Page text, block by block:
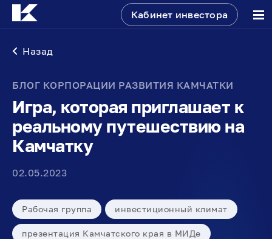
Кабинет инвестора
Назад
БЛОГ КОРПОРАЦИИ РАЗВИТИЯ КАМЧАТКИ
Игра, которая приглашает к
реальному путешествию на
Камчатку
02.05.2023
Рабочая группа инвестиционный климат
презентация Камчатского края в МИДе